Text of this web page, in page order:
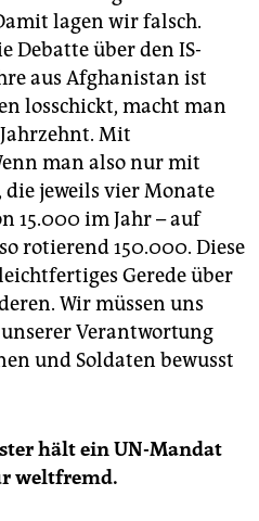
lagen wir falsch.
Debatte über den IS-
aus Afghanistan ist
losschickt, macht man
Mit
man also nur mit
die jeweils vier Monate
15.000 im Jahr – auf
rotierend 150.000. Diese
Gerede über
Wir müssen uns
Verantwortung
und Soldaten bewusst
hält ein UN-Mandat
weltfremd.